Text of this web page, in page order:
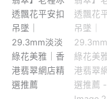
翠】
老
種
冰
透
飄
花
平